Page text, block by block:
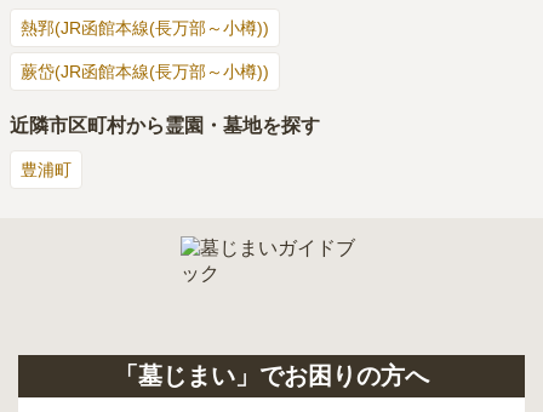
熱郛(JR函館本線(長万部～小樽))
蕨岱(JR函館本線(長万部～小樽))
近隣市区町村から霊園・墓地を探す
豊浦町
「墓じまい」でお困りの方へ